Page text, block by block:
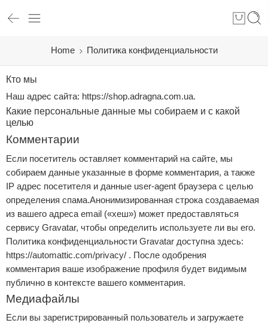
Home Политика конфиденциальности
Кто мы
Наш адрес сайта: https://shop.adragna.com.ua.
Какие персональные данные мы собираем и с какой
целью
Комментарии
Если посетитель оставляет комментарий на сайте, мы
собираем данные указанные в форме комментария, а также
IP адрес посетителя и данные user-agent браузера с целью
определения спама.Анонимизированная строка создаваемая
из вашего адреса email («хеш») может предоставляться
сервису Gravatar, чтобы определить используете ли вы его.
Политика конфиденциальности Gravatar доступна здесь:
https://automattic.com/privacy/ . После одобрения
комментария ваше изображение профиля будет видимым
публично в контексте вашего комментария.
Медиафайлы
Если вы зарегистрированный пользователь и загружаете